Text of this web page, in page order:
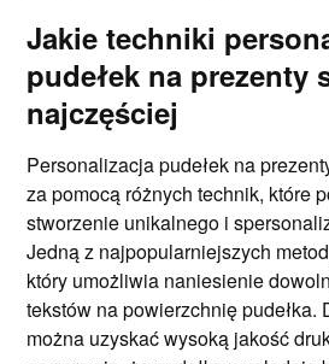
Jakie techniki
pudełek na prezenty
najczęściej
Personalizacja pudełek na
za pomocą różnych technik, które
stworzenie unikalnego i
Jedną z najpopularniejszych
który umożliwia naniesienie
tekstów na powierzchnię pudełka.
można uzyskać wysoką jakość